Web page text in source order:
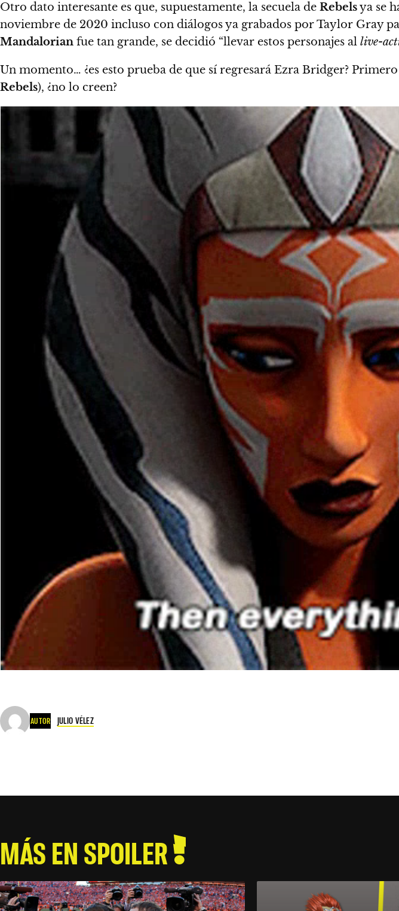
Otro dato interesante es que, supuestamente, la secuela de Rebelsya se
noviembre de 2020 incluso con diálogos ya grabados por Taylor Gray
Mandalorian fue tan grande, se decidió “llevar estos personajes al live-
Un momento… ¿es esto prueba de que sí regresará Ezra Bridger?
Rebels), ¿no lo creen?
AUTOR JULIO VÉLEZ
MÁS EN SPOILER